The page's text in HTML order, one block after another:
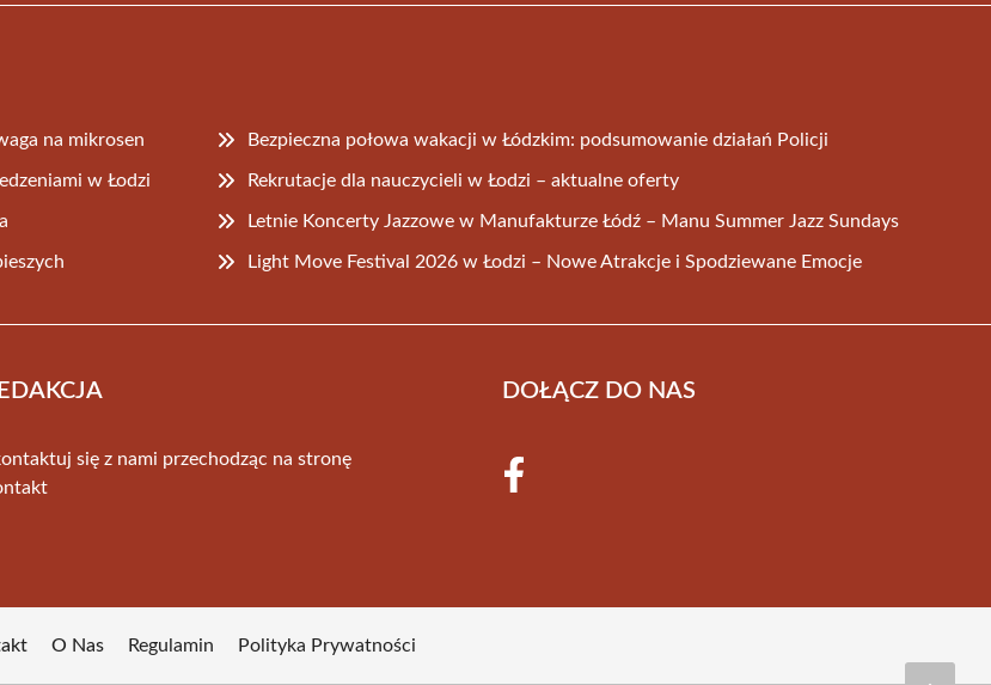
na mikrosen Bezpieczna połowa wakacji w Łódzkim: podsumowanie działań Policji
w Łodzi Rekrutacje dla nauczycieli w Łodzi – aktualne oferty
Letnie Koncerty Jazzowe w Manufakturze Łódź – Manu Summer Jazz Sundays
Light Move Festival 2026 w Łodzi – Nowe Atrakcje i Spodziewane Emocje
się z nami przechodząc na stronę
DOŁĄCZ DO NAS
O Nas Regulamin Polityka Prywatności